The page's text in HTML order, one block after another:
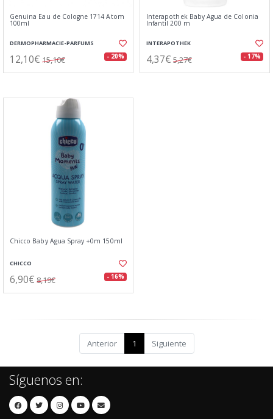
Genuina Eau de Cologne 1714 Atom
100ml
DERMOPHARMACIE-PARFUMS
12,10€ 15,10€ - 20%
Interapothek Baby Agua de Colonia
Infantil 200 m
INTERAPOTHEK
4,37€ 5,27€ - 17%
Chicco Baby Agua Spray +0m 150ml
CHICCO
6,90€ 8,19€ - 16%
Anterior 1 Siguiente
Síguenos en: